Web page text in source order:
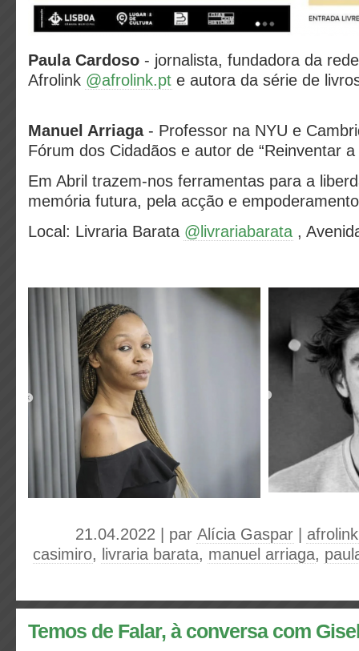
Paula Cardoso - jornalista, fundadora da rede
Afrolink @afrolink.pt e autora da série de
Manuel Arriaga- Professor na NYU e
Fórum dos Cidadãos e autor de “Reinventar a
Em Abril trazem-nos ferramentas para a
memória futura, pela acção e
Local: Livraria Barata @livrariabarata ,
21.04.2022 | par Alícia Gaspar afrolink
casimiro, livraria barata, manuel arriaga,
Temos de Falar, à conversa com